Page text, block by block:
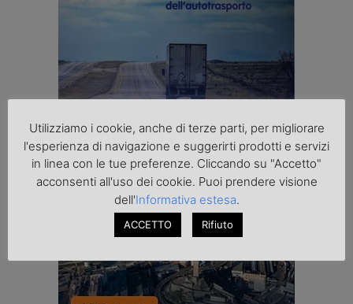
Utilizziamo i cookie, anche di terze parti, per migliorare
l'esperienza di navigazione e suggerirti prodotti e servizi
in linea con le tue preferenze. Cliccando su "Accetto"
acconsenti all'uso dei cookie. Puoi prendere visione
dell'Informativa estesa.
ACCETTO Rifiuto